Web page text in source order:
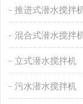
推进式潜水搅拌
混合式潜水搅拌
立式潜水搅拌机
污水潜水搅拌机